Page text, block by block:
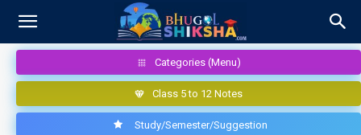
Categories (Menu)
Class 5 to 12 Notes
Study/Semester/Suggestion